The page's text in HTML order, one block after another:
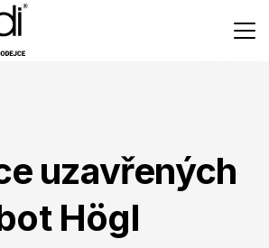
uzavřených
Högl